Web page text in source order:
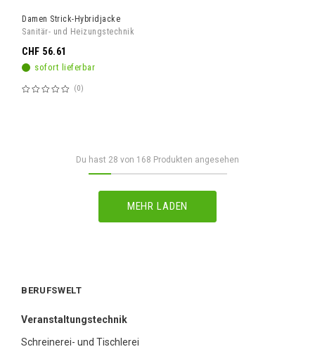
Damen Strick-Hybridjacke
Sanitär- und Heizungstechnik
sofort lieferbar
Bewertung:
0
CHF 56.61
Du hast 28 von 168 Produkten angesehen
MEHR LADEN
BERUFSWELT
Veranstaltungstechnik
Schreinerei- und Tischlerei